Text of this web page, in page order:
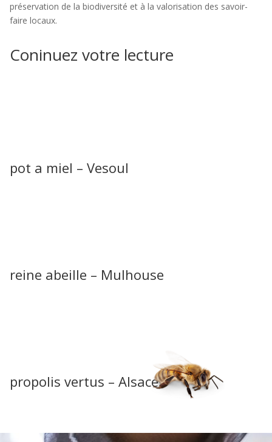
préservation de la biodiversité et à la valorisation des savoir-
faire locaux.
Coninuez votre lecture
pot a miel – Vesoul
reine abeille – Mulhouse
propolis vertus – Alsace